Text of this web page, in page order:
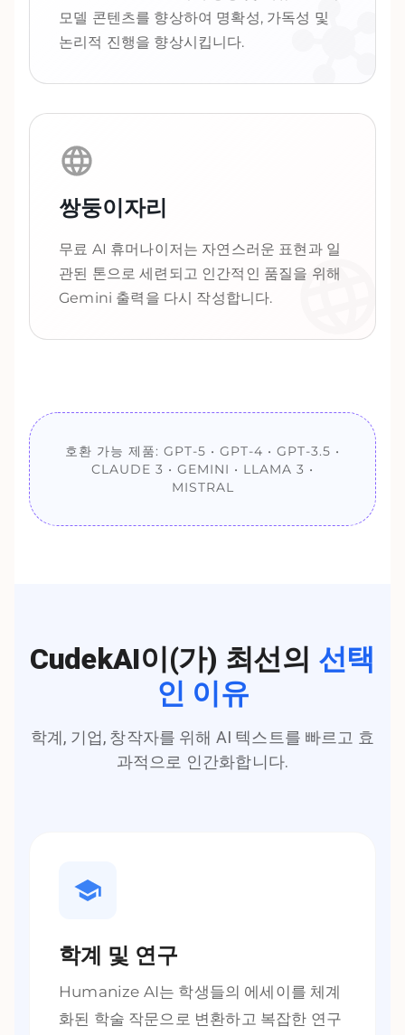
모델 콘텐츠를 향상하여 명확성, 가독성 및
논리적 진행을 향상시킵니다.
쌍둥이자리
무료 AI 휴머나이저는 자연스러운 표현과 일
관된 톤으로 세련되고 인간적인 품질을 위해
Gemini 출력을 다시 작성합니다.
호환 가능 제품: GPT-5 • GPT-4 • GPT-3.5 •
CLAUDE 3 • GEMINI • LLAMA 3 •
MISTRAL
CudekAI이(가) 최선의 선택
인 이유
학계, 기업, 창작자를 위해 AI 텍스트를 빠르고 효
과적으로 인간화합니다.
학계 및 연구
Humanize AI는 학생들의 에세이를 체계
화된 학술 작문으로 변환하고 복잡한 연구